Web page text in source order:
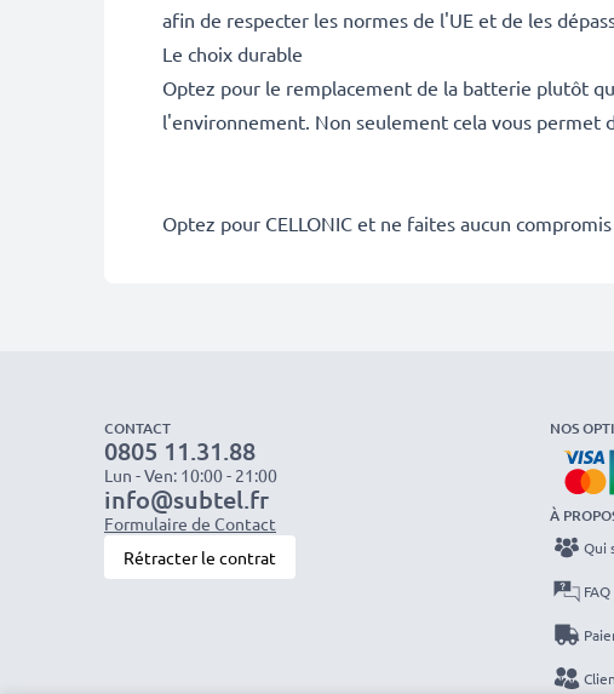
afin de respecter les normes de l'UE et de les
Le choix durable
Optez pour le remplacement de la batterie plutôt
l'environnement. Non seulement cela vous permet
Optez pour CELLONIC et ne faites aucun
CONTACT
0805 11.31.88
Lun - Ven: 10:00 - 21:00
info@subtel.fr
Formulaire de Contact
Rétracter le contrat
NOS
À
Qui
FAQ